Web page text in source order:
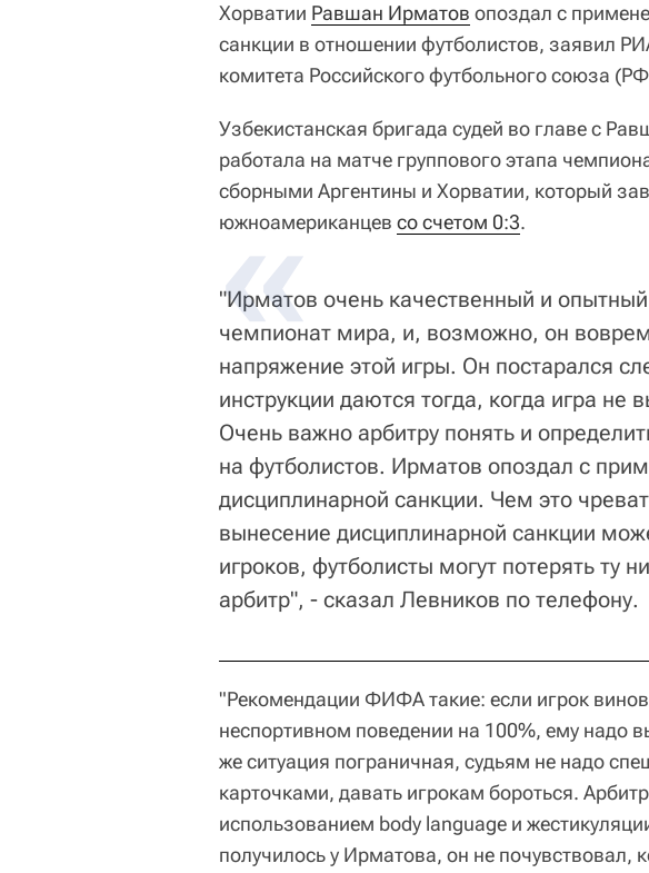
Хорватии Равшан Ирматов опоздал с
санкции в отношении футболистов, заявил
комитета Российского футбольного союза
Узбекистанская бригада судей во главе с
работала на матче группового этапа
сборными Аргентины и Хорватии, который
южноамериканцев со счетом 0:3.
"Ирматов очень качественный и опытный
чемпионат мира, и, возможно, он
напряжение этой игры. Он постарался
инструкции даются тогда, когда игра не
Очень важно арбитру понять и
на футболистов. Ирматов опоздал с
дисциплинарной санкции. Чем это
вынесение дисциплинарной санкции
игроков, футболисты могут потерять ту
арбитр", - сказал Левников по телефону.
"Рекомендации ФИФА такие: если игрок
неспортивном поведении на 100%, ему надо
же ситуация пограничная, судьям не надо
карточками, давать игрокам бороться.
использованием body language и
получилось у Ирматова, он не почувствовал,